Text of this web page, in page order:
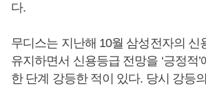
다.
무디스는 지난해 10월 삼성전자의 신
유지하면서 신용등급 전망을 ‘긍정적’
한 단계 강등한 적이 있다. 당시 강등